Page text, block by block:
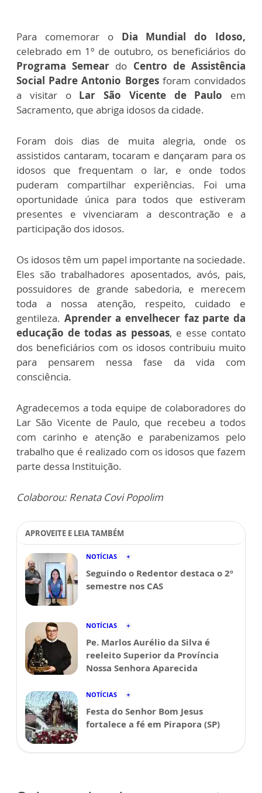
Para comemorar o Dia Mundial do Idoso,
celebrado em 1º de outubro, os beneficiários do
Programa Semear do Centro de Assistência
Social Padre Antonio Borgesforam convidados
a visitar oLar São Vicente de Paulo em
Sacramento, que abriga idosos da cidade.
Foram dois dias de muita alegria, onde os
assistidos cantaram, tocaram e dançaram para os
idosos que frequentam o lar, e onde todos
puderam compartilhar experiências. Foi uma
oportunidade única para todos que estiveram
presentes e vivenciaram a descontração e a
participação dos idosos.
Os idosos têm um papel importante na sociedade.
Eles são trabalhadores aposentados, avós, pais,
possuidores de grande sabedoria, e merecem
toda a nossa atenção, respeito, cuidado e
gentileza. Aprender a envelhecer faz parte da
educação de todas as pessoas, e esse contato
dos beneficiários com os idosos contribuiu muito
para pensarem nessa fase da vida com
consciência.
Agradecemos a toda equipe de colaboradores do
Lar São Vicente de Paulo, que recebeu a todos
com carinho e atenção e parabenizamos pelo
trabalho que é realizado com os idosos que fazem
parte dessa Instituição.
Colaborou: Renata Covi Popolim
APROVEITE E LEIA TAMBÉM
NOTÍCIAS
Seguindo o Redentor destaca o 2º
semestre nos CAS
NOTÍCIAS
Pe. Marlos Aurélio da Silva é
reeleito Superior da Província
Nossa Senhora Aparecida
NOTÍCIAS
Festa do Senhor Bom Jesus
fortalece a fé em Pirapora (SP)